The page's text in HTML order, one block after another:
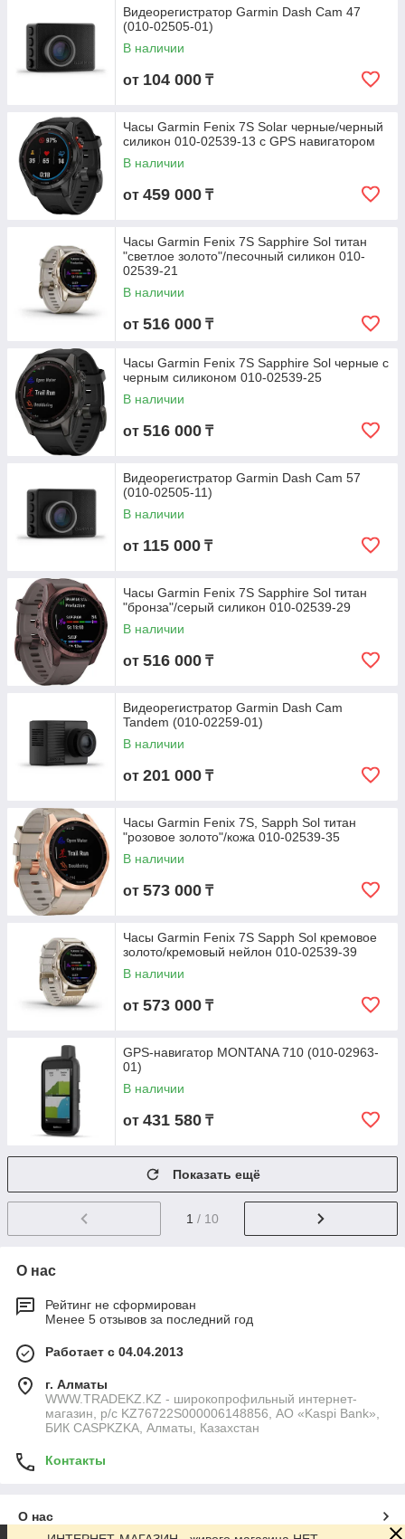
Видеорегистратор Garmin Dash Cam 47
(010-02505-01)
В наличии
от 104 000 ₸
Часы Garmin Fenix 7S Solar черные/черный
силикон 010-02539-13 с GPS навигатором
В наличии
от 459 000 ₸
Часы Garmin Fenix 7S Sapphire Sol титан
"светлое золото"/песочный силикон 010-
02539-21
В наличии
от 516 000 ₸
Часы Garmin Fenix 7S Sapphire Sol черные с
черным силиконом 010-02539-25
В наличии
от 516 000 ₸
Видеорегистратор Garmin Dash Cam 57
(010-02505-11)
В наличии
от 115 000 ₸
Часы Garmin Fenix 7S Sapphire Sol титан
"бронза"/серый силикон 010-02539-29
В наличии
от 516 000 ₸
Видеорегистратор Garmin Dash Cam
Tandem (010-02259-01)
В наличии
от 201 000 ₸
Часы Garmin Fenix 7S, Sapph Sol титан
"розовое золото"/кожа 010-02539-35
В наличии
от 573 000 ₸
Часы Garmin Fenix 7S Sapph Sol кремовое
золото/кремовый нейлон 010-02539-39
В наличии
от 573 000 ₸
GPS-навигатор MONTANA 710 (010-02963-
01)
В наличии
от 431 580 ₸
Показать ещё
1 / 10
О нас
Рейтинг не сформирован
Менее 5 отзывов за последний год
Работает с 04.04.2013
г. Алматы
WWW.TRADEKZ.KZ - широкопрофильный интернет-
магазин, р/с KZ76722S000006148856, АО «Kaspi Bank»,
БИК CASPKZKA, Алматы, Казахстан
Контакты
О нас